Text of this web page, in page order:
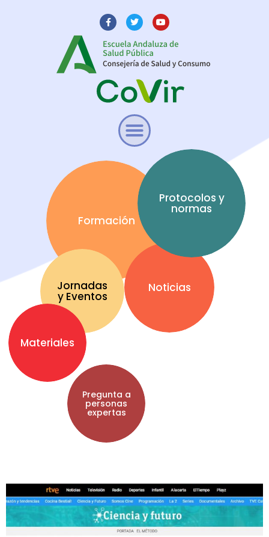
Formación
Protocolos y
normas
Materiales
Jornadas
y Eventos
Noticias
Pregunta a
personas
expertas